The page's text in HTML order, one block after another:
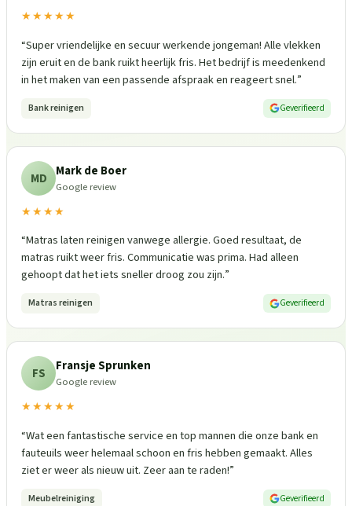
★★★★★
“Super vriendelijke en secuur werkende jongeman! Alle vlekken
zijn eruit en de bank ruikt heerlijk fris. Het bedrijf is meedenkend
in het maken van een passende afspraak en reageert snel.”
Bank reinigen Geverifieerd
MD Mark de Boer
Google review
★★★★
“Matras laten reinigen vanwege allergie. Goed resultaat, de
matras ruikt weer fris. Communicatie was prima. Had alleen
gehoopt dat het iets sneller droog zou zijn.”
Matras reinigen Geverifieerd
FS Fransje Sprunken
Google review
★★★★★
“Wat een fantastische service en top mannen die onze bank en
fauteuils weer helemaal schoon en fris hebben gemaakt. Alles
ziet er weer als nieuw uit. Zeer aan te raden!”
Meubelreiniging Geverifieerd